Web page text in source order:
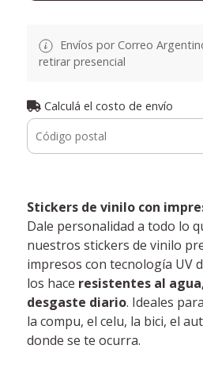
Envíos por Correo
retirar presencial
Calculá el costo de envío
Stickers de vinilo con
Dale personalidad a todo lo
nuestros stickers de vinilo
impresos con tecnología UV
los hace resistentes al
desgaste diario. Ideales
la compu, el celu, la bici, el
donde se te ocurra.